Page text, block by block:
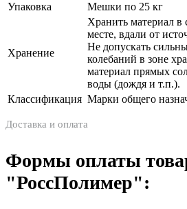
Упаковка
Мешки по 25 кг
Хранение
Хранить материал в
месте, вдали от
Не допускать
колебаний в зоне
материал прямых
воды (дождя и т.п.).
Классификация Марки общего
Доставка и оплата
Формы оплаты
"РоссПолимер":